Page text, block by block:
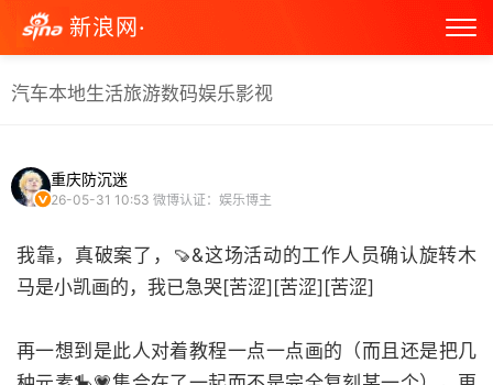
新浪网·
汽车本地生活旅游数码娱乐影视
重庆防沉迷
26-05-31 10:53 微博认证：娱乐博主
我靠，真破案了，🍠&这场活动的工作人员确认旋转木
马是小凯画的，我已急哭[苦涩][苦涩][苦涩]
再一想到是此人对着教程一点一点画的（而且还是把几